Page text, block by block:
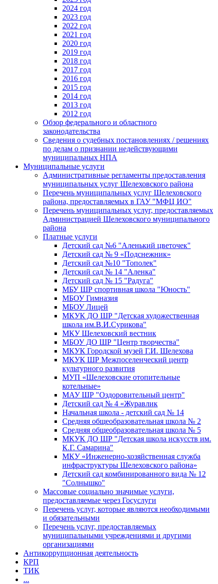
2024 год
2023 год
2022 год
2021 год
2020 год
2019 год
2018 год
2017 год
2016 год
2015 год
2014 год
2013 год
2012 год
Обзор федерального и областного
законодательства
Сведения о судебных постановлениях / решениях
по делам о признании недействующими
муниципальных НПА
Муниципальные услуги
Административные регламенты предоставления
муниципальных услуг Шелеховского района
Перечень муниципальных услуг Шелеховского
района, предоставляемых в ГАУ "МФЦ ИО"
Перечень муниципальных услуг, предоставляемых
Администрацией Шелеховского муниципального
района
Платные услуги
Детский сад №6 "Аленький цветочек"
Детский сад № 9 «Подснежник»
Детский сад №10 "Тополек"
Детский сад № 14 "Аленка"
Детский сад № 15 "Радуга"
МБУ ШР спортивная школа "Юность"
МБОУ Гимназия
МБОУ Лицей
МКУК ДО ШР "Детская художественная
школа им.В.И.Сурикова"
МКУ Шелеховский вестник
МБОУ ДО ШР "Центр творчества"
МКУК Городской музей Г.И. Шелехова
МКУК ШР Межпоселенческий центр
культурного развития
МУП «Шелеховские отопительные
котельные»
МАУ ШР "Оздоровительный центр"
Детский сад № 4 «Журавлик
Начальная школа - детский сад № 14
Средняя общеобразовательная школа № 2
Средняя общеобразовательная школа № 5
МКУК ДО ШР "Детская школа искусств им.
К.Г. Самарина"
МКУ «Инженерно-хозяйственная служба
инфраструктуры Шелеховского района»
Детский сад комбинированного вида № 12
"Солнышко"
Массовые социально значимые услуги,
предоставляемые через Госуслуги
Перечень услуг, которые являются необходимыми
и обязательными
Перечень услуг, предоставляемых
муниципальными учреждениями и другими
организациями
Антикоррупционная деятельность
КРП
ТИК
...